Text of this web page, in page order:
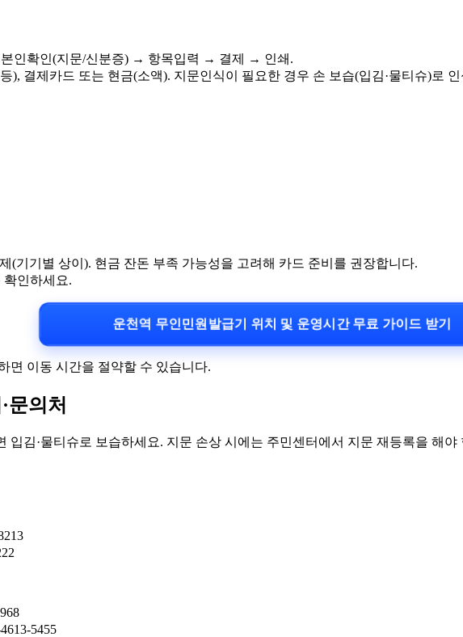
인확인(지문/신분증) → 항목입력 → 결제 → 인쇄.
), 결제카드 또는 현금(소액). 지문인식이 필요한 경우 손 보습(입김·물티슈)로
(기기별 상이). 현금 잔돈 부족 가능성을 고려해 카드 준비를 권장합니다.
확인하세요.
운천역 무인민원발급기 위치 및 운영시간 무료 가이드 받기
면 이동 시간을 절약할 수 있습니다.
문의처
입김·물티슈로 보습하세요. 지문 손상 시에는 주민센터에서 지문 재등록을 해야
5455